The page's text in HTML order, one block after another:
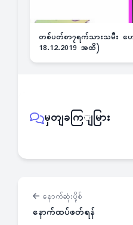
တစ်ပတ်စာ၇ရက်သားသမီး ဟေ
18.12.2019 အထိ)
မှတျခကြျမြား
နောက်ဆုံးပို့စ်
နောက်ထပ်ဖတ်ရန်